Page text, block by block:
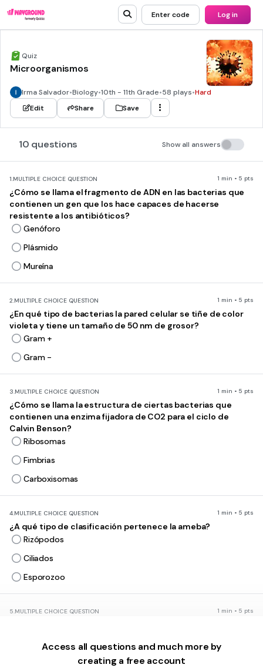
Enter code Log in
Quiz
Microorganismos
Irma Salvador•Biology•10th - 11th Grade•58 plays•Hard
Edit
Share Save
10 questions Show all answers
1.MULTIPLE CHOICE QUESTION 1 min • 5 pts
¿Cómo se llama el fragmento de ADN en las bacterias que
contienen un gen que los hace capaces de hacerse
resistente a los antibióticos?
Genóforo
Plásmido
Mureína
2.MULTIPLE CHOICE QUESTION 1 min • 5 pts
¿En qué tipo de bacterias la pared celular se tiñe de color
violeta y tiene un tamaño de 50 nm de grosor?
Gram +
Gram -
3.MULTIPLE CHOICE QUESTION 1 min • 5 pts
¿Cómo se llama la estructura de ciertas bacterias que
contienen una enzima fijadora de CO2 para el ciclo de
Calvin Benson?
Ribosomas
Fimbrias
Carboxisomas
4.MULTIPLE CHOICE QUESTION 1 min • 5 pts
¿A qué tipo de clasificación pertenece la ameba?
Rizópodos
Ciliados
Esporozoo
5.MULTIPLE CHOICE QUESTION 1 min • 5 pts
interior?
Vacuola contráctil
Access all questions and much more by
creating a free account